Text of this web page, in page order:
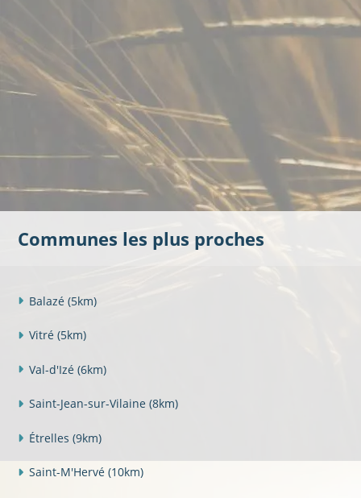
Communes les plus proches
Balazé (5km)
Vitré (5km)
Val-d'Izé (6km)
Saint-Jean-sur-Vilaine (8km)
Étrelles (9km)
Saint-M'Hervé (10km)